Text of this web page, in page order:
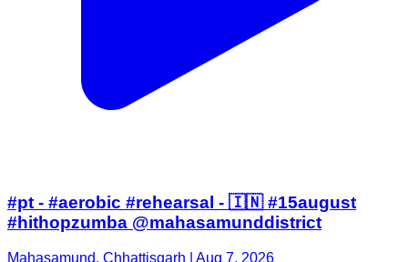
#pt - #aerobic #rehearsal - 🇮🇳 #15august
#hithopzumba @mahasamunddistrict
Mahasamund, Chhattisgarh | Aug 7, 2026